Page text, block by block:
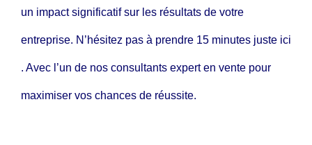
un impact significatif sur les résultats de votre
entreprise. N’hésitez pas à prendre 15 minutes juste ici
. Avec l’un de nos consultants expert en vente pour
maximiser vos chances de réussite.